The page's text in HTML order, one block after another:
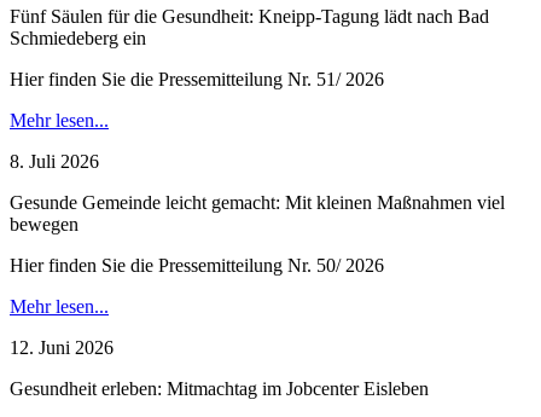
Fünf Säulen für die Gesundheit: Kneipp-Tagung lädt nach Bad
Schmiedeberg ein
Hier finden Sie die Pressemitteilung Nr. 51/ 2026
Mehr lesen...
8. Juli 2026
Gesunde Gemeinde leicht gemacht: Mit kleinen Maßnahmen viel
bewegen
Hier finden Sie die Pressemitteilung Nr. 50/ 2026
Mehr lesen...
12. Juni 2026
Gesundheit erleben: Mitmachtag im Jobcenter Eisleben